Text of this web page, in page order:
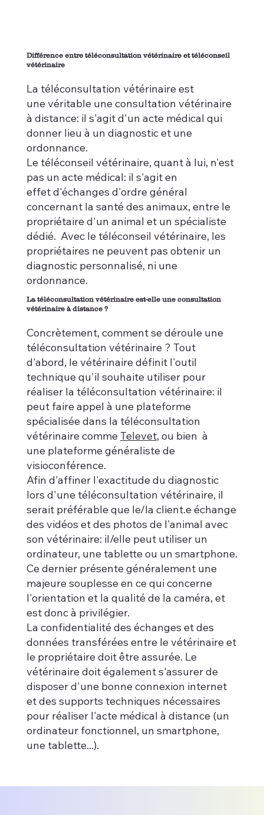
Différence entre téléconsultation vétérinaire et téléconseil
vétérinaire
La téléconsultation vétérinaire est
une véritable une consultation vétérinaire
à distance: il s'agit d'un acte médical qui
donner lieu à un diagnostic et une
ordonnance.
Le téléconseil vétérinaire, quant à lui, n'est
pas un acte médical: il s'agit en
effet d'échanges d'ordre général
concernant la santé des animaux, entre le
propriétaire d'un animal et un spécialiste
dédié. Avec le téléconseil vétérinaire, les
propriétaires ne peuvent pas obtenir un
diagnostic personnalisé, ni une
ordonnance.
La téléconsultation vétérinaire est-elle une consultation
vétérinaire à distance ?
Concrètement, comment se déroule une
téléconsultation vétérinaire ? Tout
d'abord, le vétérinaire définit l'outil
technique qu'il souhaite utiliser pour
réaliser la téléconsultation vétérinaire: il
peut faire appel à une plateforme
spécialisée dans la téléconsultation
vétérinaire commeTelevet, ou bien à
une plateforme généraliste de
visioconférence.
Afin d'affiner l'exactitude du diagnostic
lors d'une téléconsultation vétérinaire, il
serait préférable que le/la client.e échange
des vidéos et des photos de l'animal avec
son vétérinaire: il/elle peut utiliser un
ordinateur, une tablette ou un smartphone.
Ce dernier présente généralement une
majeure souplesse en ce qui concerne
l'orientation et la qualité de la caméra, et
est donc à privilégier.
La confidentialité des échanges et des
données transférées entre le vétérinaire et
le propriétaire doit être assurée. Le
vétérinaire doit également s'assurer de
disposer d'une bonne connexion internet
et des supports techniques nécessaires
pour réaliser l'acte médical à distance (un
ordinateur fonctionnel, un smartphone,
une tablette...).